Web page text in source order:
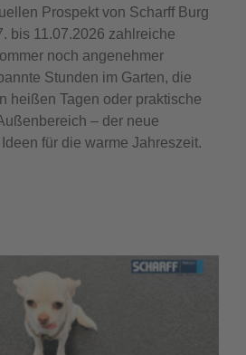
Prospekt von Scharff Burg
bis 11.07.2026 zahlreiche
noch angenehmer
Stunden im Garten, die
heißen Tagen oder praktische
– der neue
für die warme Jahreszeit.